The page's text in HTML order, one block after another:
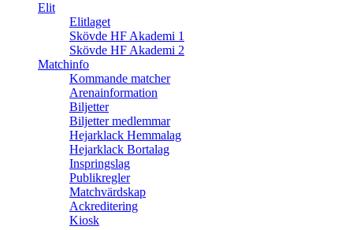
Elit
Elitlaget
Skövde HF Akademi 1
Skövde HF Akademi 2
Matchinfo
Kommande matcher
Arenainformation
Biljetter
Biljetter medlemmar
Hejarklack Hemmalag
Hejarklack Bortalag
Inspringslag
Publikregler
Matchvärdskap
Ackreditering
Kiosk